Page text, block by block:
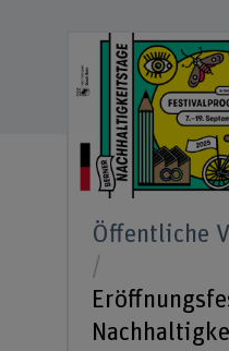
Öffentliche